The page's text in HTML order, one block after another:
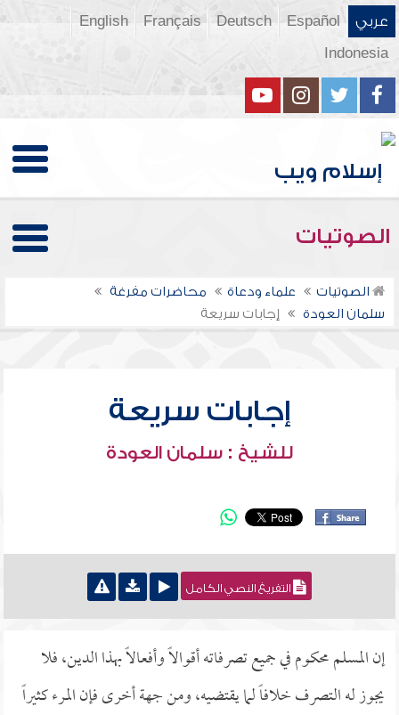
عربي Español
Deutsch
Français
English
Indonesia
الصوتيات
الصوتيات علماء ودعاة
محاضرات مفرغة
سلمان العودة
إجابات سريعة
إجابات سريعة
للشيخ : سلمان العودة
التفريغ النصي الكامل
إن المسلم محكوم في جميع تصرفاته أقوالاً وأفعالاً بهذا الدين، فلا
يجوز له التصرف خلافاً لما يقتضيه، ومن جهة أخرى فإن المرء كثيراً